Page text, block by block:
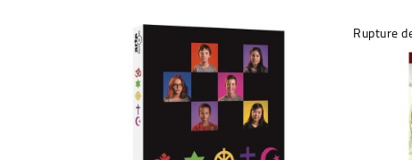
Rupture